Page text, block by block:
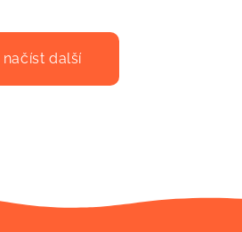
načíst další